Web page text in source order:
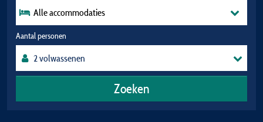
Alle accommodaties
Aantal personen
Zoeken